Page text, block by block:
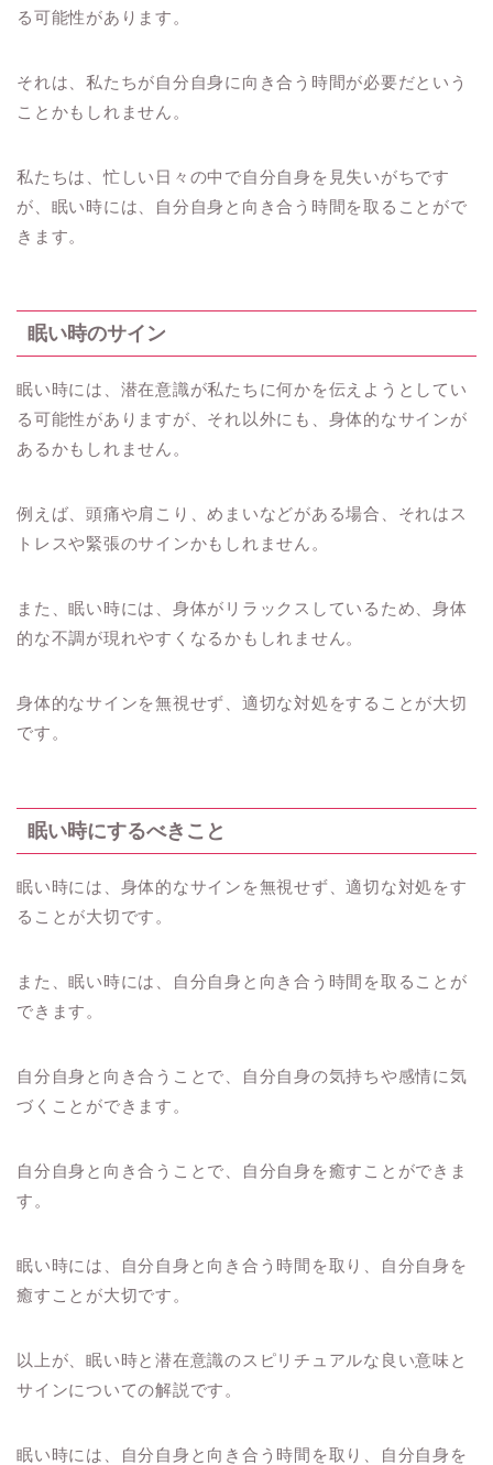
る可能性があります。
それは、私たちが自分自身に向き合う時間が必要だという
ことかもしれません。
私たちは、忙しい日々の中で自分自身を見失いがちです
が、眠い時には、自分自身と向き合う時間を取ることがで
きます。
眠い時のサイン
眠い時には、潜在意識が私たちに何かを伝えようとしてい
る可能性がありますが、それ以外にも、身体的なサインが
あるかもしれません。
例えば、頭痛や肩こり、めまいなどがある場合、それはス
トレスや緊張のサインかもしれません。
また、眠い時には、身体がリラックスしているため、身体
的な不調が現れやすくなるかもしれません。
身体的なサインを無視せず、適切な対処をすることが大切
です。
眠い時にするべきこと
眠い時には、身体的なサインを無視せず、適切な対処をす
ることが大切です。
また、眠い時には、自分自身と向き合う時間を取ることが
できます。
自分自身と向き合うことで、自分自身の気持ちや感情に気
づくことができます。
自分自身と向き合うことで、自分自身を癒すことができま
す。
眠い時には、自分自身と向き合う時間を取り、自分自身を
癒すことが大切です。
以上が、眠い時と潜在意識のスピリチュアルな良い意味と
サインについての解説です。
眠い時には、自分自身と向き合う時間を取り、自分自身を